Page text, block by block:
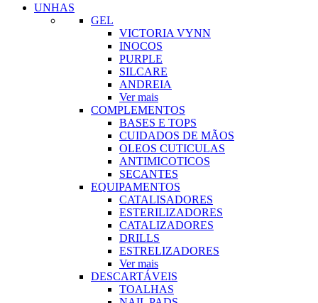
UNHAS
GEL
VICTORIA VYNN
INOCOS
PURPLE
SILCARE
ANDREIA
Ver mais
COMPLEMENTOS
BASES E TOPS
CUIDADOS DE MÃOS
OLEOS CUTICULAS
ANTIMICOTICOS
SECANTES
EQUIPAMENTOS
CATALISADORES
ESTERILIZADORES
CATALIZADORES
DRILLS
ESTRELIZADORES
Ver mais
DESCARTÁVEIS
TOALHAS